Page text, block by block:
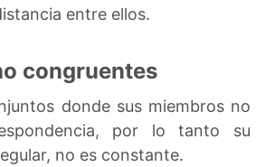
entre ellos.
congruentes
donde sus miembros no
por lo tanto su
no es constante.